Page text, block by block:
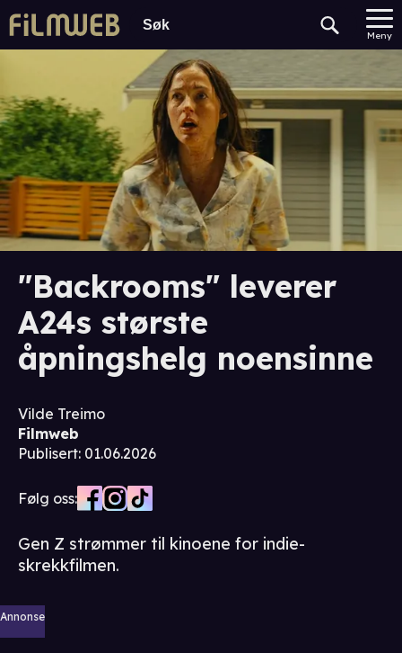
Meny
"Backrooms" leverer
A24s største
åpningshelg noensinne
Vilde Treimo
Filmweb
Publisert: 01.06.2026
Følg oss:
Gen Z strømmer til kinoene for indie-
skrekkfilmen.
Annonse